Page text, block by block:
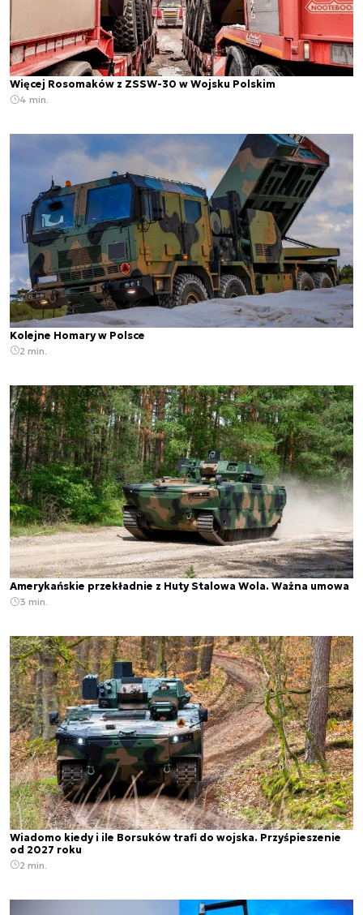
Więcej Rosomaków z ZSSW-30 w Wojsku Polskim
4 min.
Kolejne Homary w Polsce
2 min.
Amerykańskie przekładnie z Huty Stalowa Wola. Ważna umowa
3 min.
Wiadomo kiedy i ile Borsuków trafi do wojska. Przyśpieszenie
od 2027 roku
2 min.